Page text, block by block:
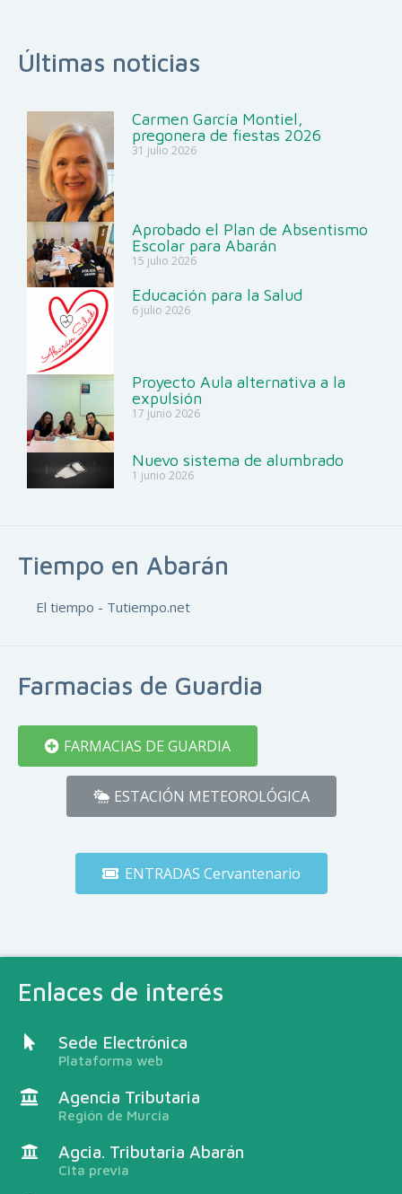
Enlaces de interés
Sede Electrónica
Plataforma web
Agencia Tributaria
Región de Murcia
Agcia. Tributaria Abarán
Cita previa
Tiempo en Abarán
El tiempo - Tutiempo.net
Farmacias de Guardia
FARMACIAS DE GUARDIA
ESTACIÓN METEOROLÓGICA
ENTRADAS Cervantenario
Últimas noticias
Carmen García Montiel,
pregonera de fiestas 2026
31 julio 2026
Aprobado el Plan de Absentismo
Escolar para Abarán
15 julio 2026
Educación para la Salud
6 julio 2026
Proyecto Aula alternativa a la
expulsión
17 junio 2026
Nuevo sistema de alumbrado
1 junio 2026